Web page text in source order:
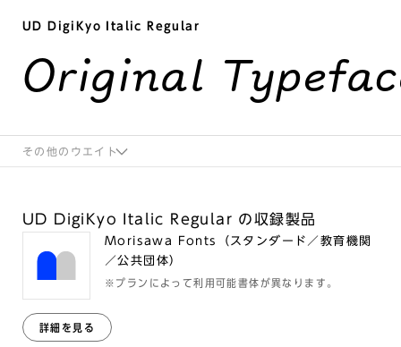
UD DigiKyo Italic Regular
Original
その他のウエイト
UD DigiKyo Italic Regular の収録製品
Morisawa Fonts（スタンダード／教育機関
／公共団体）
※プランによって利用可能書体が異なります。
詳細を見る